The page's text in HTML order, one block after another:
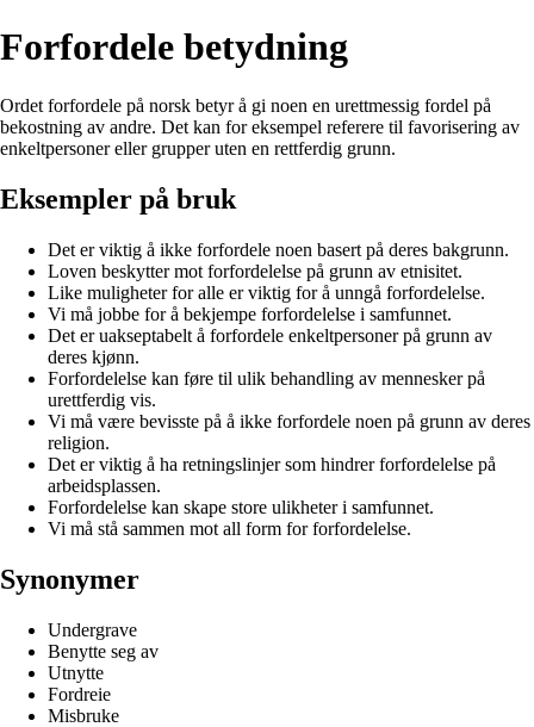
Forfordele betydning
Ordet forfordele på norsk betyr å gi noen en urettmessig fordel på
bekostning av andre. Det kan for eksempel referere til favorisering av
enkeltpersoner eller grupper uten en rettferdig grunn.
Eksempler på bruk
Det er viktig å ikke forfordele noen basert på deres bakgrunn.
Loven beskytter mot forfordelelse på grunn av etnisitet.
Like muligheter for alle er viktig for å unngå forfordelelse.
Vi må jobbe for å bekjempe forfordelelse i samfunnet.
Det er uakseptabelt å forfordele enkeltpersoner på grunn av
deres kjønn.
Forfordelelse kan føre til ulik behandling av mennesker på
urettferdig vis.
Vi må være bevisste på å ikke forfordele noen på grunn av deres
religion.
Det er viktig å ha retningslinjer som hindrer forfordelelse på
arbeidsplassen.
Forfordelelse kan skape store ulikheter i samfunnet.
Vi må stå sammen mot all form for forfordelelse.
Synonymer
Undergrave
Benytte seg av
Utnytte
Fordreie
Misbruke